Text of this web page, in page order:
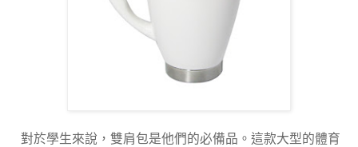
對於學生來說，雙肩包是他們的必備品。這款大型的體育